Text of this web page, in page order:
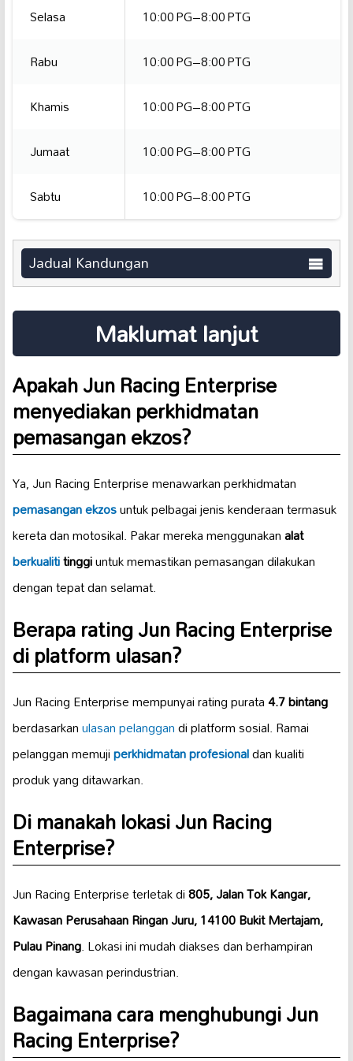
Selasa
10:00 PG–8:00 PTG
Rabu
10:00 PG–8:00 PTG
Khamis
10:00 PG–8:00 PTG
Jumaat
10:00 PG–8:00 PTG
Sabtu
10:00 PG–8:00 PTG
Jadual Kandungan
Maklumat lanjut
Apakah Jun Racing Enterprise
menyediakan perkhidmatan
pemasangan ekzos?
Ya, Jun Racing Enterprise menawarkan perkhidmatan
pemasangan ekzosuntuk pelbagai jenis kenderaan termasuk
kereta dan motosikal. Pakar mereka menggunakanalat
berkualititinggiuntuk memastikan pemasangan dilakukan
dengan tepat dan selamat.
Berapa rating Jun Racing Enterprise
di platform ulasan?
Jun Racing Enterprise mempunyai rating purata4.7 bintang
berdasarkanulasan pelanggandi platform sosial. Ramai
pelanggan memujiperkhidmatan profesionaldan kualiti
produk yang ditawarkan.
Di manakah lokasi Jun Racing
Enterprise?
Jun Racing Enterprise terletak di805, Jalan Tok Kangar,
Kawasan Perusahaan Ringan Juru, 14100 Bukit Mertajam,
Pulau Pinang. Lokasi ini mudah diakses dan berhampiran
dengan kawasan perindustrian.
Bagaimana cara menghubungi Jun
Racing Enterprise?